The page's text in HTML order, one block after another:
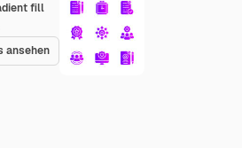
fill
ansehen